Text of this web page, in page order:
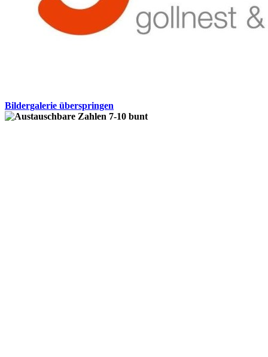
Bildergalerie überspringen